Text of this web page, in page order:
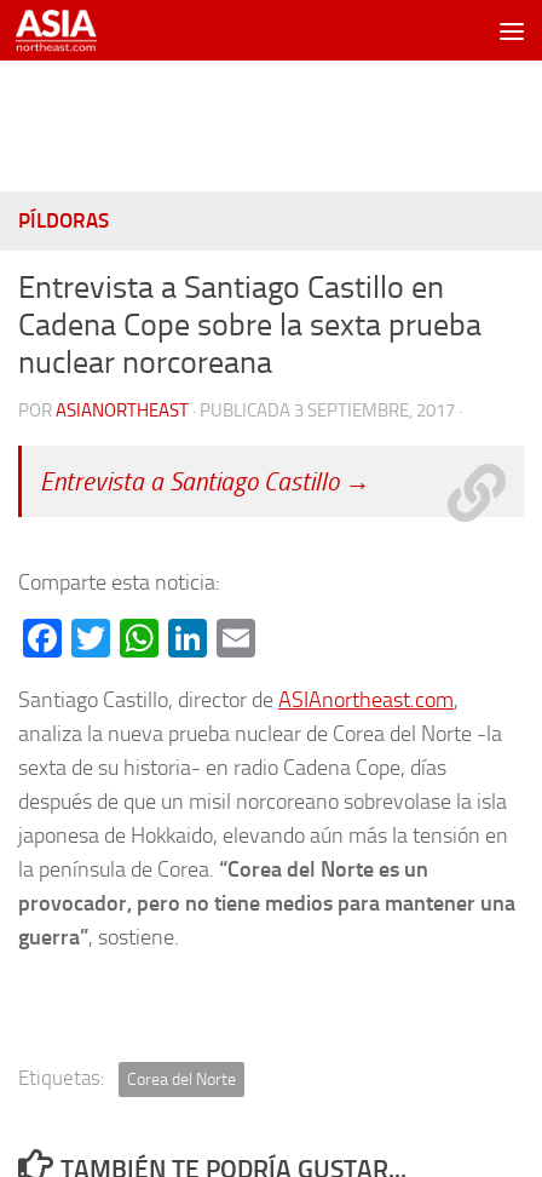
Saltar al contenido
PÍLDORAS
Entrevista a Santiago Castillo en
Cadena Cope sobre la sexta prueba
nuclear norcoreana
PORASIANORTHEAST · PUBLICADA 3 SEPTIEMBRE, 2017 ·
Entrevista a Santiago Castillo →
Comparte esta noticia:
Facebook
TwitterWhatsApp
LinkedIn
Santiago Castillo, director deASIAnortheast.com,
analiza la nueva prueba nuclear de Corea del Norte -la
sexta de su historia- en radio Cadena Cope, días
después de que un misil norcoreano sobrevolase la isla
japonesa de Hokkaido, elevando aún más la tensión en
la península de Corea. “Corea del Norte es un
provocador, pero no tiene medios para mantener una
guerra”, sostiene.
Etiquetas: Corea del Norte
TAMBIÉN TE PODRÍA GUSTAR...